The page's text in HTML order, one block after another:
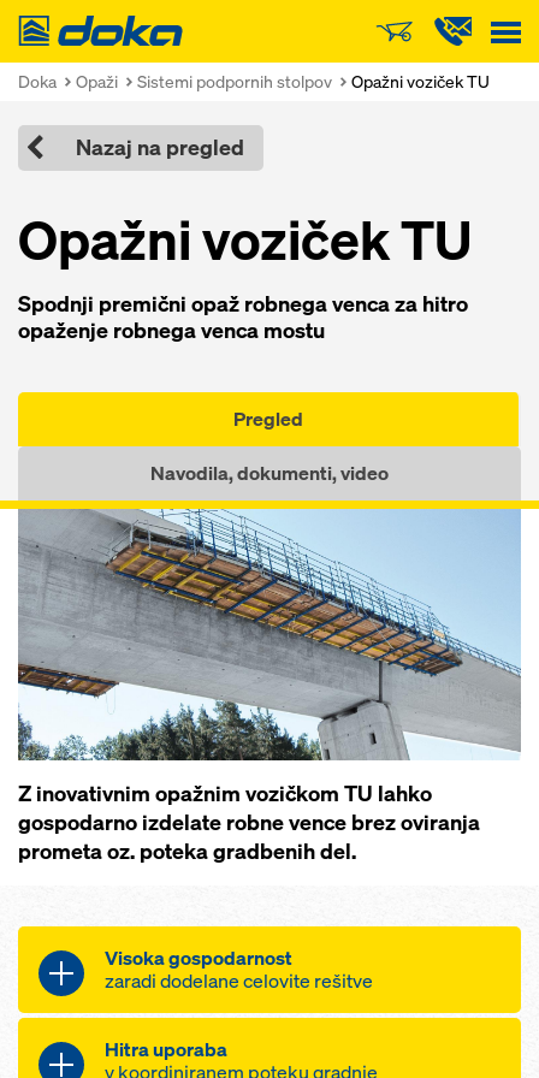
Doka
Doka Opaži Sistemi podpornih stolpov Opažni voziček TU
Nazaj na pregled
Opažni voziček TU
Spodnji premični opaž robnega venca za hitro
opaženje robnega venca mostu
Pregled
Navodila, dokumenti, video
Z inovativnim opažnim vozičkom TU lahko
gospodarno izdelate robne vence brez oviranja
prometa oz. poteka gradbenih del.
Visoka gospodarnost
zaradi dodelane celovite rešitve
Učinkovita opažna dela zaradi
celovitega sistema z gotovimi
Hitra uporaba
v koordiniranem poteku gradnje